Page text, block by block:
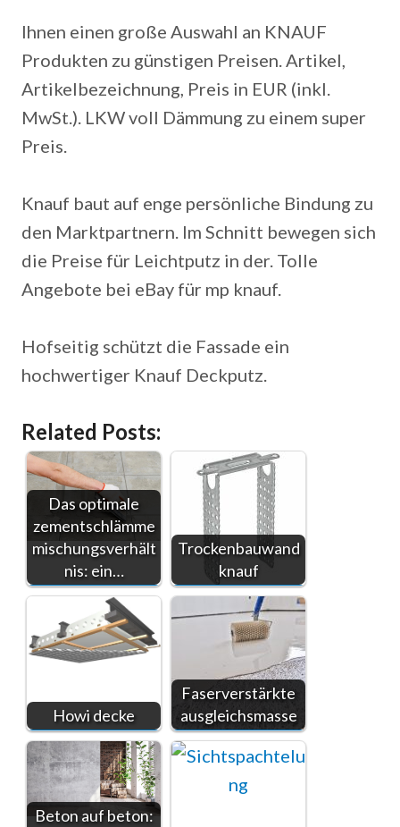
Ihnen einen große Auswahl an KNAUF
Produkten zu günstigen Preisen. Artikel,
Artikelbezeichnung, Preis in EUR (inkl.
MwSt.). LKW voll Dämmung zu einem super
Preis.
Knauf baut auf enge persönliche Bindung zu
den Marktpartnern. Im Schnitt bewegen sich
die Preise für Leichtputz in der. Tolle
Angebote bei eBay für mp knauf.
Hofseitig schützt die Fassade ein
hochwertiger Knauf Deckputz.
Related Posts:
Das optimale
zementschlämme
mischungsverhält
nis: ein…
Trockenbauwand
knauf
Howi decke
Faserverstärkte
ausgleichsmasse
Beton auf beton: